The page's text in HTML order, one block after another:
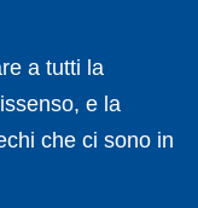
a tutti la
e la
che ci sono in